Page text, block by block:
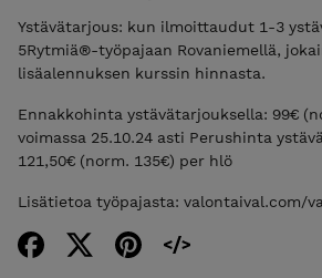
Ystävätarjous: kun ilmoittaudut 1-3
5Rytmiä®-työpajaan Rovaniemellä,
lisäalennuksen kurssin hinnasta.
Ennakkohinta ystävätarjouksella: 99€
voimassa 25.10.24 asti Perushinta
121,50€ (norm. 135€) per hlö
Lisätietoa työpajasta: valontaival.com/